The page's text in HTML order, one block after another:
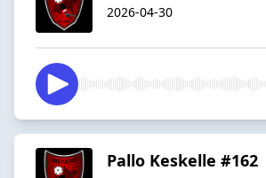
2026-04-30
Pallo Keskelle #162